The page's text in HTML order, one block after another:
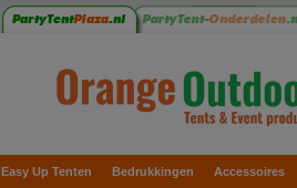
Easy Up Tenten Bedrukkingen Accessoires